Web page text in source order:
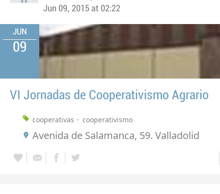
Jun 09, 2015 at 02:22
JUN
09
VI Jornadas de Cooperativismo Agrario
cooperativas cooperativismo
Avenida de Salamanca, 59. Valladolid